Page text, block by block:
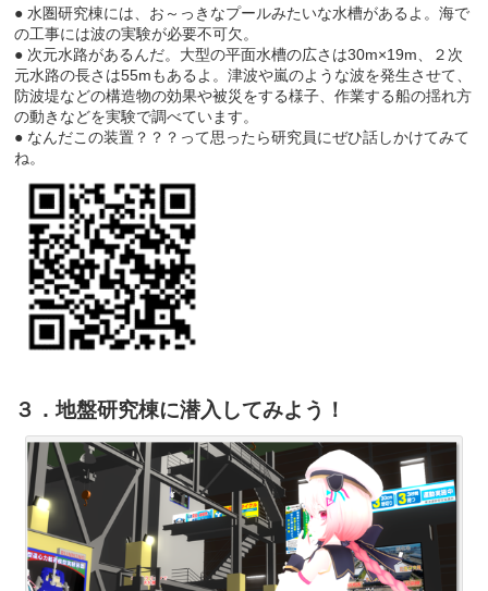
● 水圏研究棟には、お～っきなプールみたいな水槽があるよ。海で
の工事には波の実験が必要不可欠。
● 次元水路があるんだ。大型の平面水槽の広さは30m×19m、２次
元水路の長さは55mもあるよ。津波や嵐のような波を発生させて、
防波堤などの構造物の効果や被災をする様子、作業する船の揺れ方
の動きなどを実験で調べています。
● なんだこの装置？？？って思ったら研究員にぜひ話しかけてみて
ね。
３．地盤研究棟に潜入してみよう！